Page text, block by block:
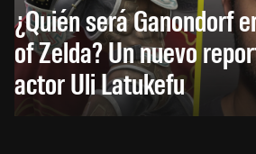
¿Quién será Ganondorf
of Zelda? Un nuevo
actor Uli Latukefu